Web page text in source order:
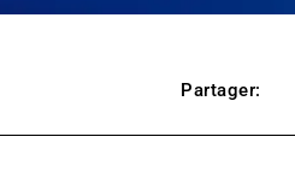
Partager: